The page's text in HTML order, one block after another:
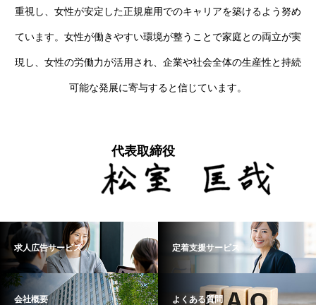
重視し、女性が安定した正規雇用でのキャリアを築けるよう努め
ています。女性が働きやすい環境が整うことで家庭との両立が実
現し、女性の労働力が活用され、企業や社会全体の生産性と持続
可能な発展に寄与すると信じています。
代表取締役
求人広告サービス 定着支援サービス
会社概要 よくある質問